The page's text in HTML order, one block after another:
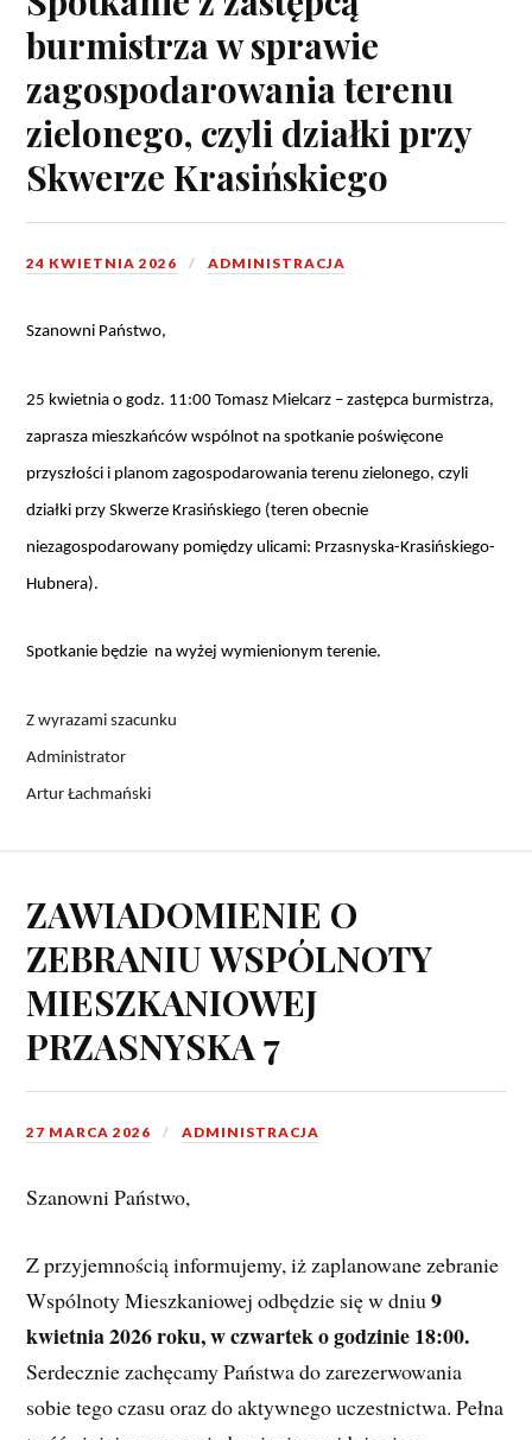
burmistrza w sprawie
zagospodarowania terenu
zielonego, czyli działki przy
Skwerze Krasińskiego
24 KWIETNIA 2026 ADMINISTRACJA
Szanowni Państwo,
25 kwietnia o godz. 11:00 Tomasz Mielcarz – zastępca burmistrza,
zaprasza mieszkańców wspólnot na spotkanie poświęcone
przyszłości i planom zagospodarowania terenu zielonego, czyli
działki przy Skwerze Krasińskiego (teren obecnie
niezagospodarowany pomiędzy ulicami: Przasnyska-Krasińskiego-
Hubnera).
Spotkanie będzie  na wyżej wymienionym terenie.
Z wyrazami szacunku
Administrator
Artur Łachmański
ZAWIADOMIENIE O
ZEBRANIU WSPÓLNOTY
MIESZKANIOWEJ
PRZASNYSKA 7
27 MARCA 2026 ADMINISTRACJA
Szanowni Państwo,
Z przyjemnością informujemy, iż zaplanowane zebranie
Wspólnoty Mieszkaniowej odbędzie się w dniu 9
kwietnia 2026 roku, w czwartek o godzinie 18:00.
Serdecznie zachęcamy Państwa do zarezerwowania
sobie tego czasu oraz do aktywnego uczestnictwa. Pełna